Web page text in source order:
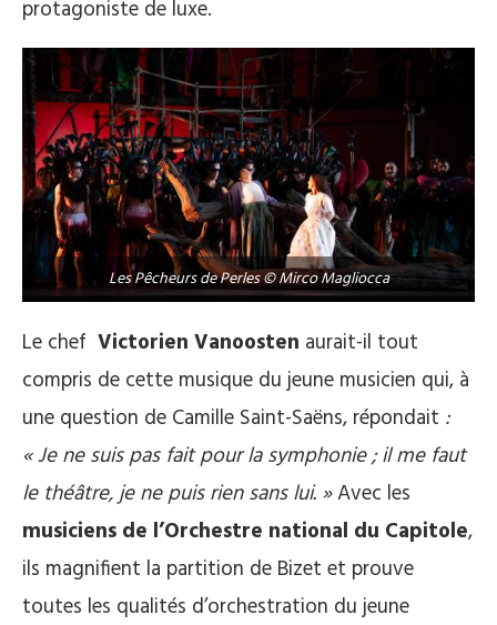
protagoniste de luxe.
Les Pêcheurs de Perles © Mirco Magliocca
Le chef Victorien Vanoosten aurait-il tout
compris de cette musique du jeune musicien qui, à
une question de Camille Saint-Saëns, répondait :
« Je ne suis pas fait pour la symphonie ; il me faut
le théâtre, je ne puis rien sans lui. »Avec les
musiciens de l’Orchestre national du Capitole,
ils magnifient la partition de Bizet et prouve
toutes les qualités d’orchestration du jeune